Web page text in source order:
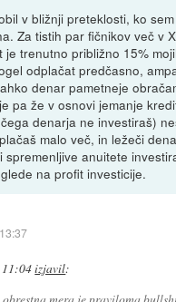
v bližnji preteklosti, ko
Za tistih par fičnikov več v
je trenutno približno 15%
odplačat predčasno,
denar pametneje
pa že v osnovi jemanje
denarja ne investiraš)
malo več, in ležeči
spremenljive anuitete
na profit investicije.
11:04izjavil: